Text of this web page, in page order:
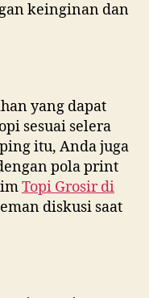
keinginan dan
yang dapat
sesuai selera
itu, Anda juga
pola print
Topi Grosir di
diskusi saat